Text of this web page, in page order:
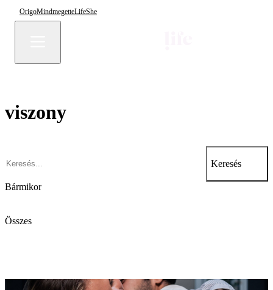
OrigoMindmegetteLifeShe
viszony
Keresés
Bármikor
Összes